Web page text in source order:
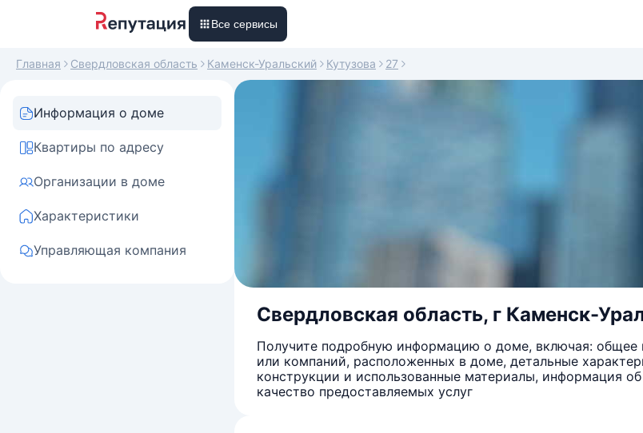
Все сервисы
Главная Свердловская область Каменск-Уральский Кутузова 27
Информация о доме
Квартиры по адресу
Организации в доме
Характеристики
Управляющая компания
Свердловская область, г Каменск-
Получите подробную информацию о доме, включая: общее
или компаний, расположенных в доме, детальные
конструкции и использованные материалы, информация
качество предоставляемых услуг